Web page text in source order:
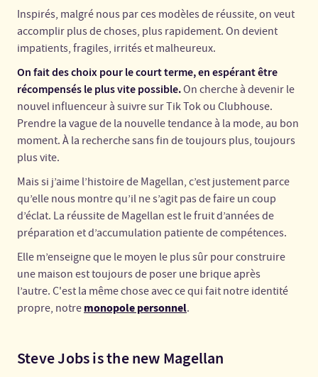
Inspirés, malgré nous par ces modèles de réussite, on veut
accomplir plus de choses, plus rapidement. On devient
impatients, fragiles, irrités et malheureux.
On fait des choix pour le court terme, en espérant être
récompensés le plus vite possible.On cherche à devenir le
nouvel influenceur à suivre sur Tik Tok ou Clubhouse.
Prendre la vague de la nouvelle tendance à la mode, au bon
moment. À la recherche sans fin de toujours plus, toujours
plus vite.
Mais si j’aime l’histoire de Magellan, c’est justement parce
qu’elle nous montre qu’il ne s’agit pas de faire un coup
d’éclat. La réussite de Magellan est le fruit d’années de
préparation et d’accumulation patiente de compétences.
Elle m’enseigne que le moyen le plus sûr pour construire
une maison est toujours de poser une brique après
l’autre. C'est la même chose avec ce qui fait notre identité
propre, notre monopole personnel.
Steve Jobs is the new Magellan